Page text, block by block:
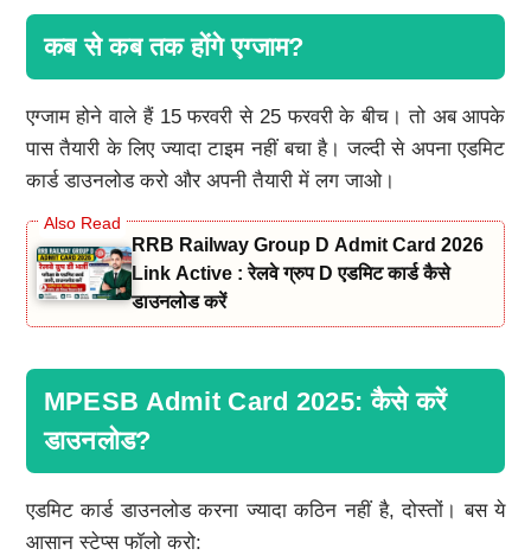
कब से कब तक होंगे एग्जाम?
एग्जाम होने वाले हैं 15 फरवरी से 25 फरवरी के बीच। तो अब आपके
पास तैयारी के लिए ज्यादा टाइम नहीं बचा है। जल्दी से अपना एडमिट
कार्ड डाउनलोड करो और अपनी तैयारी में लग जाओ।
RRB Railway Group D Admit Card 2026
Link Active : रेलवे ग्रुप D एडमिट कार्ड कैसे
डाउनलोड करें
MPESB Admit Card 2025: कैसे करें
डाउनलोड?
एडमिट कार्ड डाउनलोड करना ज्यादा कठिन नहीं है, दोस्तों। बस ये
आसान स्टेप्स फॉलो करो: